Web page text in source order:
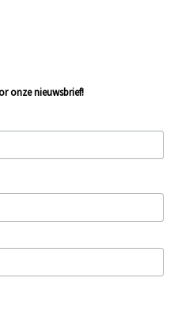
onze nieuwsbrief!